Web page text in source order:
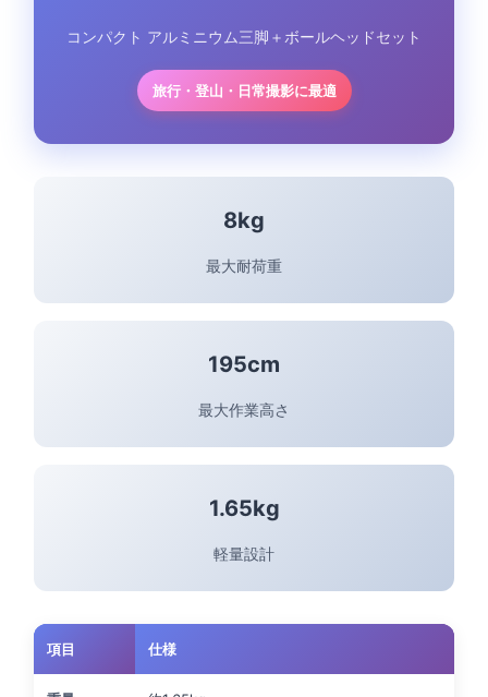
コンパクト アルミニウム三脚＋ボールヘッドセット
旅行・登山・日常撮影に最適
8kg
最大耐荷重
195cm
最大作業高さ
1.65kg
軽量設計
項目 仕様